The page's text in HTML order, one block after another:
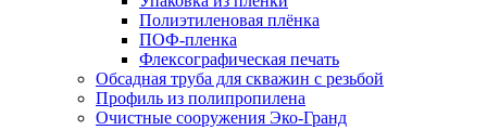
Полиэтиленовая плёнка
ПОФ-пленка
Флексографическая печать
Обсадная труба для скважин с резьбой
Профиль из полипропилена
Очистные сооружения Эко-Гранд